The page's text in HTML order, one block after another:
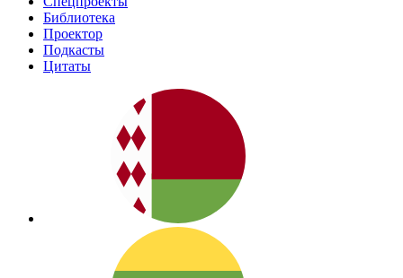
Библиотека
Проектор
Подкасты
Цитаты